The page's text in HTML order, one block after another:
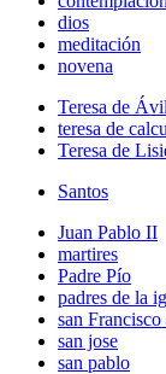
dios
meditación
novena
Teresa de
teresa de
Teresa de
Santos
Juan Pablo II
martires
Padre Pío
padres de la
san
san jose
san pablo